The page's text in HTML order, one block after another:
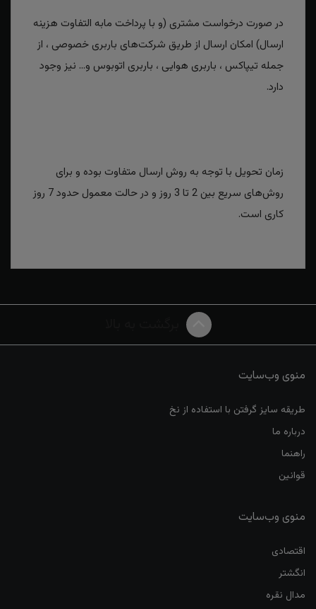
در صورت درخواست مشتری (و با پرداخت مابه التفاوت هزینه
ارسال) امکان ارسال از طریق شرکت‌های باربری خصوصی ، از
جمله تیپاکس ، باربری هوایی ، باربری اتوبوس و... نیز وجود
دارد.
زمان تحویل با توجه به روش ارسال متفاوت بوده و برای
روش‌های سریع بین 2 تا 3 روز و در حالت معمول حدود 7 روز
کاری است.
منوی وب‌سایت
طریقه سایز گرفتن با استفاده از نخ
درباره ما
راهنما
قوانین
منوی وب‌سایت
اقتصادی
انگشتر
مدال نقره